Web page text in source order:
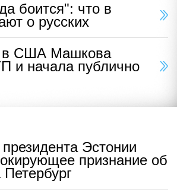
боится": что в
о русских
США Машкова
и начала публично
Эстонии
признание об
Петербург